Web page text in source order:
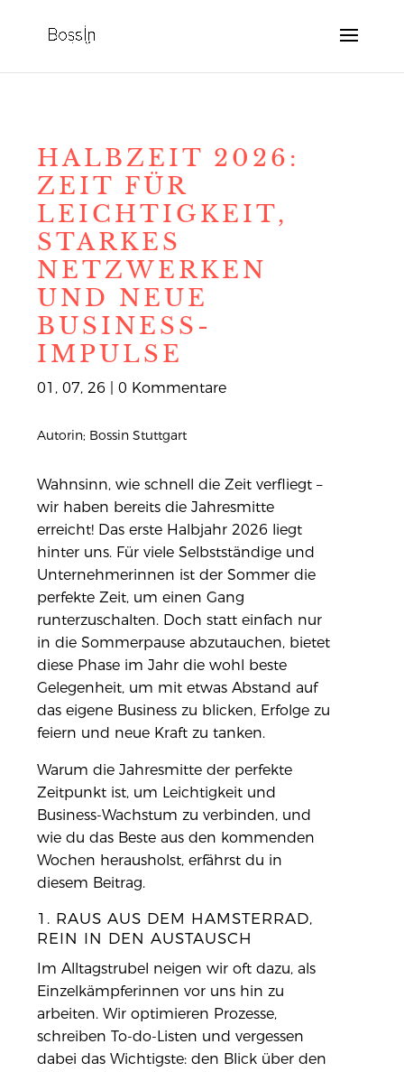
HALBZEIT 2026:
ZEIT FÜR
LEICHTIGKEIT,
STARKES
NETZWERKEN
UND NEUE
BUSINESS-
IMPULSE
01, 07, 26 0 Kommentare
Autorin; Bossin Stuttgart
Wahnsinn, wie schnell die Zeit verfliegt –
wir haben bereits die Jahresmitte
erreicht! Das erste Halbjahr 2026 liegt
hinter uns. Für viele Selbstständige und
Unternehmerinnen ist der Sommer die
perfekte Zeit, um einen Gang
runterzuschalten. Doch statt einfach nur
in die Sommerpause abzutauchen, bietet
diese Phase im Jahr die wohl beste
Gelegenheit, um mit etwas Abstand auf
das eigene Business zu blicken, Erfolge zu
feiern und neue Kraft zu tanken.
Warum die Jahresmitte der perfekte
Zeitpunkt ist, um Leichtigkeit und
Business-Wachstum zu verbinden, und
wie du das Beste aus den kommenden
Wochen herausholst, erfährst du in
diesem Beitrag.
1. RAUS AUS DEM HAMSTERRAD,
REIN IN DEN AUSTAUSCH
Im Alltagstrubel neigen wir oft dazu, als
Einzelkämpferinnen vor uns hin zu
arbeiten. Wir optimieren Prozesse,
schreiben To-do-Listen und vergessen
dabei das Wichtigste: den Blick über den